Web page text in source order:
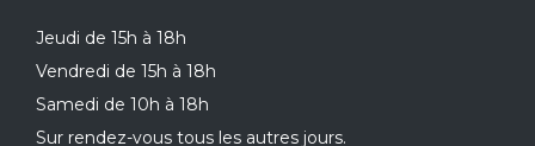
Jeudi de 15h à 18h
Vendredi de 15h à 18h
Samedi de 10h à 18h
Sur rendez-vous tous les autres jours.